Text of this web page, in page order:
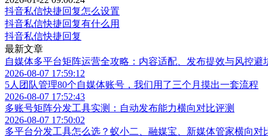
抖音私信快捷回复怎么设置
抖音私信快捷回复有什么用
抖音私信快捷回复
最新文章
自媒体多平台矩阵运营全攻略：内容适配、发布提效与风控避
2026-08-07 17:59:12
5人团队管理80个自媒体账号，我们用了三个月摸出一套流程
2026-08-07 17:52:43
多账号矩阵分发工具实测：自动发布能力横向对比评测
2026-08-07 17:50:02
多平台分发工具怎么选？蚁小二、融媒宝、新媒体管家横向对